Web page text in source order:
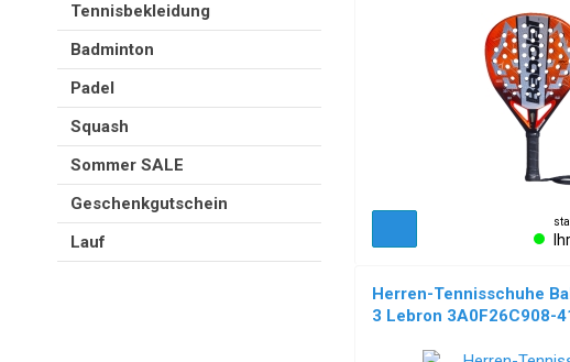
Tennisbekleidung
Badminton
Padel
Squash
Sommer SALE
Geschenkgutschein
Lauf
Herren-Tennisschuhe
3 Lebron 3A0F26C908-